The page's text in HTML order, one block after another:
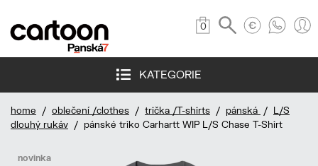
0
KATEGORIE
home / oblečení /clothes / trička /T-shirts / pánská / L/S
dlouhý rukáv / pánské triko Carhartt WIP L/S Chase T-Shirt
novinka